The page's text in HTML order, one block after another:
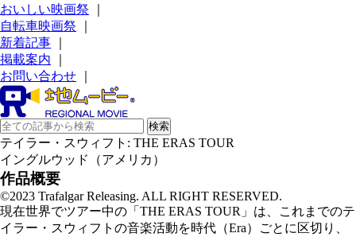
おいしい映画祭
自転車映画祭
新着記事
掲載案内
お問い合わせ
テイラー・スウィフト: THE ERAS TOUR
イングルウッド（アメリカ）
作品概要
©2023 Trafalgar Releasing. ALL RIGHT RESERVED.
現在世界でツアー中の「THE ERAS TOUR」は、これまでのテ
イラー・スウィフトの音楽活動を時代（Era）ごとに区切り、